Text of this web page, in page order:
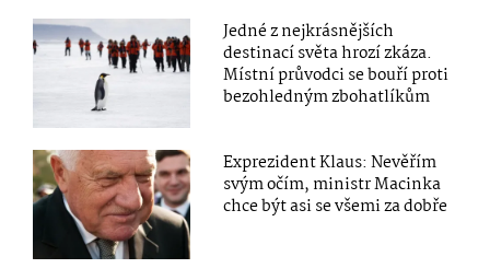
Jedné z nejkrásnějších
destinací světa hrozí zkáza.
Místní průvodci se bouří proti
bezohledným zbohatlíkům
Exprezident Klaus: Nevěřím
svým očím, ministr Macinka
chce být asi se všemi za dobře